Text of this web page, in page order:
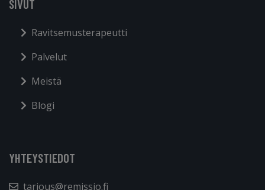
SIVUT
Ravitsemusterapeutti
Palvelut
Meistä
Blogi
YHTEYSTIEDOT
tarjous@remissio.fi